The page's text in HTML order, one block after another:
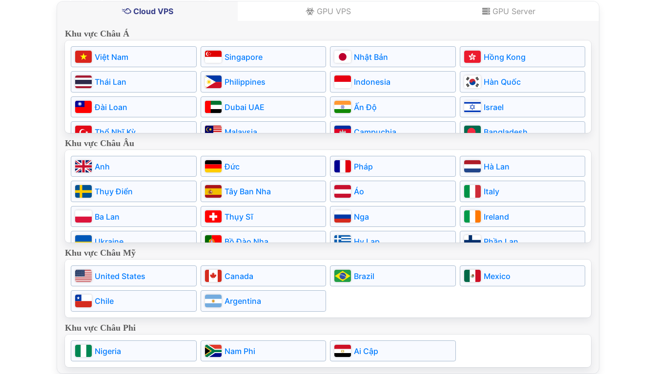
Cloud VPS
GPU VPS GPU Server
Khu vực Châu Á
Việt Nam Singapore Nhật Bản Hồng Kong
Thái Lan Philippines Indonesia Hàn Quốc
Đài Loan Dubai UAE Ấn Độ Israel
Thổ Nhĩ Kỳ Malaysia Campuchia Bangladesh
Pakistan Myanmar Kazakhstan Bahrain
Khu vực Châu Âu
Anh Đức Pháp Hà Lan
Thụy Điển Tây Ban Nha Áo Italy
Ba Lan Thụy Sĩ Nga Ireland
Ukraine Bồ Đào Nha Hy Lạp Phần Lan
Estonia Đan Mạch Cộng Hóa Séc Romania
Na uy Latvia
Hungary Slovakia Serbia North Macedonia
Moldova Bulgaria
Khu vực Châu Mỹ
United States Canada Brazil Mexico
Chile Argentina
Khu vực Châu Phi
Nigeria Nam Phi Ai Cập